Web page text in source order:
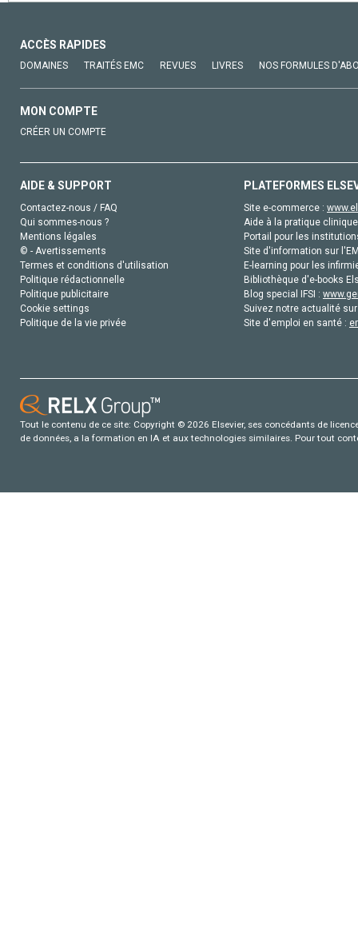
ACCÈS RAPIDES
DOMAINES TRAITÉS EMC REVUES LIVRES NOS FORMULES
MON COMPTE
CRÉER UN COMPTE
AIDE & SUPPORT
Contactez-nous / FAQ
Qui sommes-nous ?
Mentions légales
© - Avertissements
Termes et conditions d'utilisation
Politique rédactionnelle
Politique publicitaire
Cookie settings
Politique de la vie privée
PLATEFORMES
Site e-commerce :
Aide à la pratique
Portail pour les
Site d'information sur
E-learning pour les
Bibliothèque d'e-books
Blog special IFSI :
Suivez notre actualité
Site d'emploi en santé :
Tout le contenu de ce site: Copyright © 2026 Elsevier, ses concédants de
de données, a la formation en IA et aux technologies similaires. Pour tout